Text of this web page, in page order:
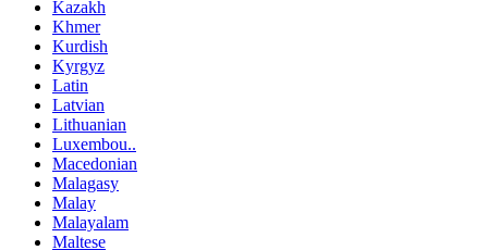
Kazakh
Khmer
Kurdish
Kyrgyz
Latin
Latvian
Lithuanian
Luxembou..
Macedonian
Malagasy
Malay
Malayalam
Maltese